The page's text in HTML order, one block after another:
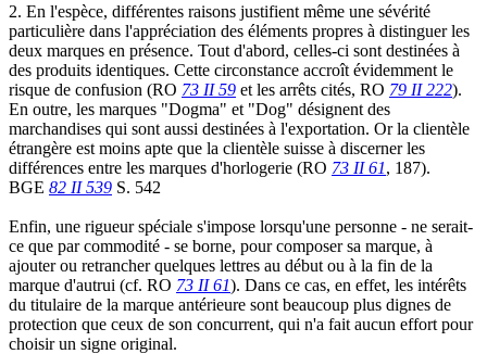
2. En l'espèce, différentes raisons justifient même une sévérité
particulière dans l'appréciation des éléments propres à distinguer les
deux marques en présence. Tout d'abord, celles-ci sont destinées à
des produits identiques. Cette circonstance accroît évidemment le
risque de confusion (RO 73 II 59 et les arrêts cités, RO 79 II 222).
En outre, les marques "Dogma" et "Dog" désignent des
marchandises qui sont aussi destinées à l'exportation. Or la clientèle
étrangère est moins apte que la clientèle suisse à discerner les
différences entre les marques d'horlogerie (RO 73 II 61, 187).
BGE 82 II 539 S. 542
Enfin, une rigueur spéciale s'impose lorsqu'une personne - ne serait-
ce que par commodité - se borne, pour composer sa marque, à
ajouter ou retrancher quelques lettres au début ou à la fin de la
marque d'autrui (cf. RO 73 II 61). Dans ce cas, en effet, les intérêts
du titulaire de la marque antérieure sont beaucoup plus dignes de
protection que ceux de son concurrent, qui n'a fait aucun effort pour
choisir un signe original.